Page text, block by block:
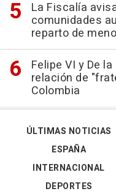
La Fiscalía
comunidades
reparto de
Felipe VI y De
relación de
Colombia
ÚLTIMAS NOTICIAS
ESPAÑA
INTERNACIONAL
DEPORTES